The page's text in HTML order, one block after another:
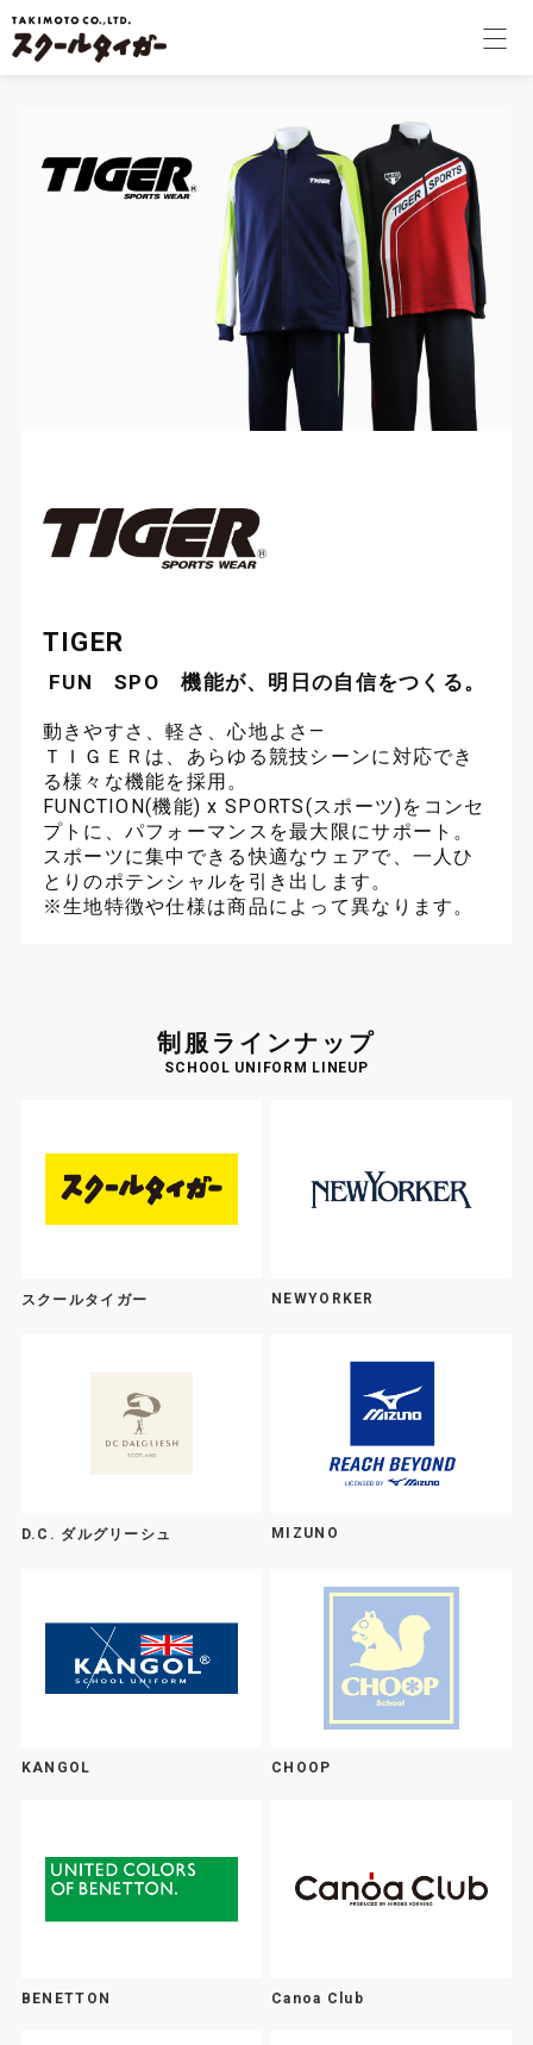
TIGER
FUN SPO 機能が、明日の自信をつくる。
動きやすさ、軽さ、心地よさ—
ＴＩＧＥＲは、あらゆる競技シーンに対応でき
る様々な機能を採用。
FUNCTION(機能) x SPORTS(スポーツ)をコンセ
プトに、パフォーマンスを最大限にサポート。
スポーツに集中できる快適なウェアで、一人ひ
とりのポテンシャルを引き出します。
※生地特徴や仕様は商品によって異なります。
制服ラインナップ
SCHOOL UNIFORM LINEUP
スクールタイガー NEWYORKER
D.C. ダルグリーシュ MIZUNO
KANGOL CHOOP
BENETTON Canoa Club
個人のお客様
お問い合わせ
サイトマップ プライバシーポリシー サイトポリシー